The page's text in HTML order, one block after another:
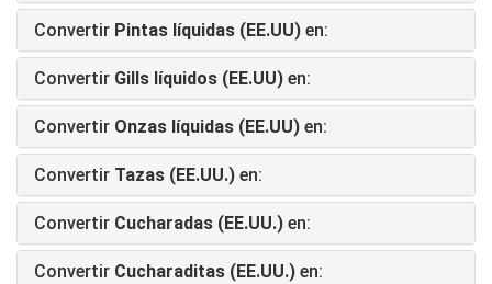
Convertir Pintas líquidas (EE.UU) en:
Convertir Gills líquidos (EE.UU) en:
Convertir Onzas líquidas (EE.UU) en:
Convertir Tazas (EE.UU.) en:
Convertir Cucharadas (EE.UU.) en:
Convertir Cucharaditas (EE.UU.) en: